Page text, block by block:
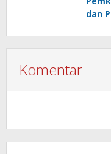
dan
Komentar